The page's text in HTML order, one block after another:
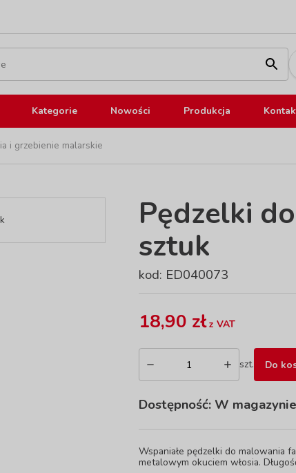
Kategorie Nowości Produkcja
i grzebienie malarskie
Pędzelki
sztuk
kod: ED040073
18,90 złz VAT
szt. Do
Dostępność: W
Wspaniałe pędzelki do malowania
metalowym okuciem włosia.